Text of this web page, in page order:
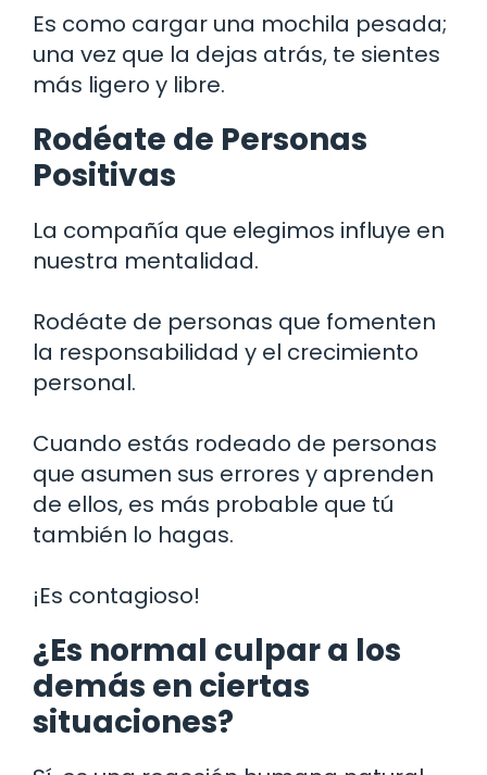
Es como cargar una mochila pesada;
una vez que la dejas atrás, te sientes
más ligero y libre.
Rodéate de Personas
Positivas
La compañía que elegimos influye en
nuestra mentalidad.
Rodéate de personas que fomenten
la responsabilidad y el crecimiento
personal.
Cuando estás rodeado de personas
que asumen sus errores y aprenden
de ellos, es más probable que tú
también lo hagas.
¡Es contagioso!
¿Es normal culpar a los
demás en ciertas
situaciones?